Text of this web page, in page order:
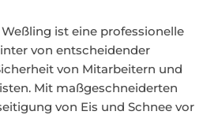
ist eine professionelle
von entscheidender
von Mitarbeitern und
Mit maßgeschneiderten
von Eis und Schnee vor